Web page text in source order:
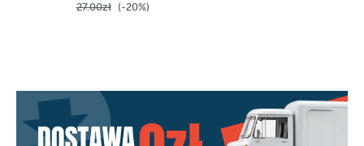
27.00zł (-20%)